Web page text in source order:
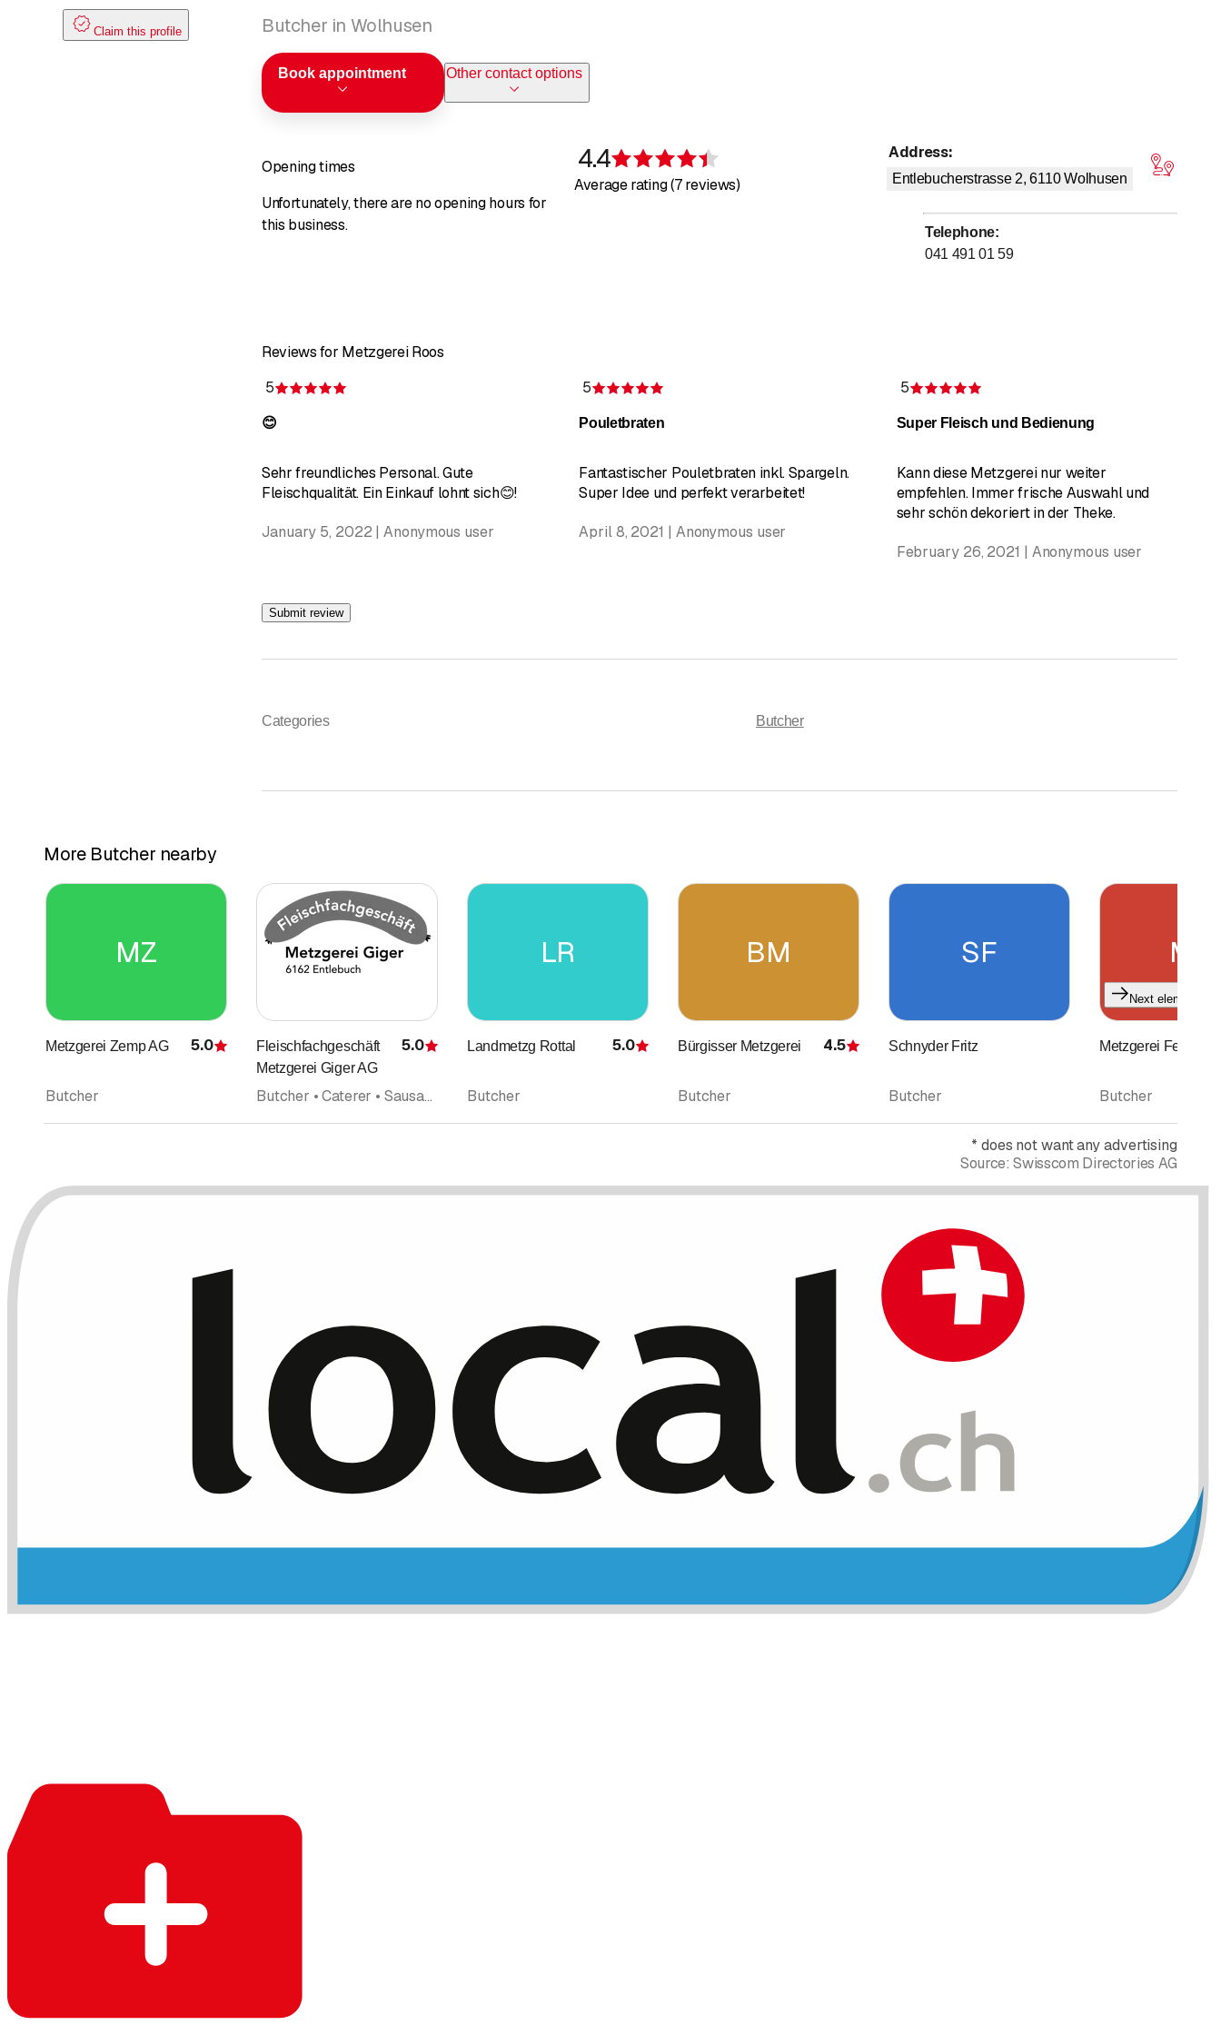
Claim this profile Butcher in Wolhusen
Book appointment Other contact options
Opening times
Unfortunately, there are no opening hours for
this business.
4.4
Average rating (7 reviews)
Address:
Entlebucherstrasse 2, 6110 Wolhusen
Telephone:
041 491 01 59
Reviews for Metzgerei Roos
5
😊
Sehr freundliches Personal. Gute
Fleischqualität. Ein Einkauf lohnt sich😊!
January 5, 2022 | Anonymous user
5
Pouletbraten
Fantastischer Pouletbraten inkl. Spargeln.
Super Idee und perfekt verarbeitet!
April 8, 2021 | Anonymous user
5
Super Fleisch und Bedienung
Kann diese Metzgerei nur weiter
empfehlen. Immer frische Auswahl und
sehr schön dekoriert in der Theke.
February 26, 2021 | Anonymous user
Submit review
Categories Butcher
More Butcher nearby
MZ
Metzgerei Zemp AG Rating
5.0
Butcher
Fleischfachgeschäft
Metzgerei Giger AG
Rating
5.0
Butcher • Caterer • Sausages
LR
Landmetzg Rottal Rating
5.0
Butcher
BM
Bürgisser Metzgerei Rating
4.5
Butcher
SF
Schnyder Fritz
Butcher
MF
Metzgerei Felder
Butcher
Next element
* does not want any advertising
Source: Swisscom Directories AG